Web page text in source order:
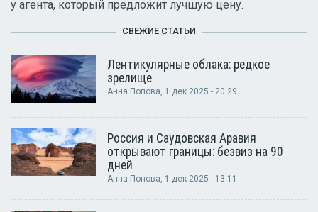
у агента, который предложит лучшую цену.
СВЕЖИЕ СТАТЬИ
Лентикулярные облака: редкое
зрелище
Анна Попова, 1 дек 2025 - 20:29
Россия и Саудовская Аравия
открывают границы: безвиз на 90
дней
Анна Попова, 1 дек 2025 - 13:11